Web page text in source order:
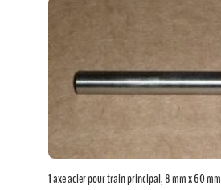
1 axe acier pour train principal, 8 mm x 60 mm